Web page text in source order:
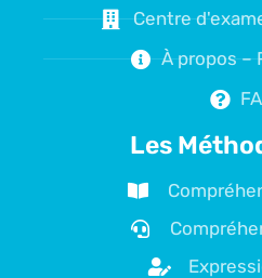
Centre
À propos –
Les